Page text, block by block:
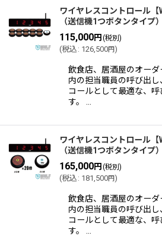
ワイヤレスコントロール【
（送信機1つボタンタイプ）
115,000円 (税別)
(税込 : 126,500円)
飲食店、居酒屋のオー
内の担当職員の呼び出
コールとして最適な、
す。 …
ワイヤレスコントロール【
（送信機1つボタンタイプ）
165,000円 (税別)
(税込 : 181,500円)
飲食店、居酒屋のオー
内の担当職員の呼び出
コールとして最適な、
す。 …